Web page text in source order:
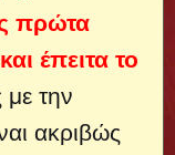
πρώτα
έπειτα το
την
ακριβώς